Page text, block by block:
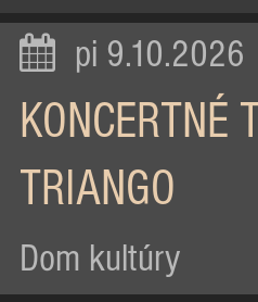
pi 9.10.2026
KONCERTNÉ
TRIANGO
Dom kultúry